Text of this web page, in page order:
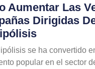
Aumentar Las
Dirigidas
se ha convertido
popular en el sector